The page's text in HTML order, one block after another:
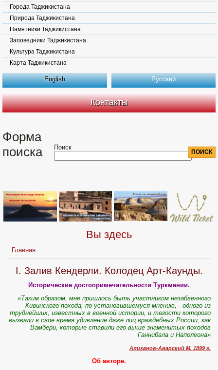
Города Таджикистана
Природа Таджикистана
Памятники Таджикистана
Заповедники Таджикистана
Культура Таджикистана
Карта Таджикистана
English Русский
Контакты
Форма
поиска
Поиск
Вы здесь
Главная
I. Залив Кендерли. Колодец Арт-Каунды.
Исторические достопримечательности Туркмении.
«Таким образом, мне пришлось быть участником незабвенного
Хивинского похода, по установившемуся мнению, - одного из
труднейших, известных в военной истории, и тегости которого
вызвали в свое время удивление даже лиц враждебных России, как
Вамбери, которые ставили его выше знаменитых походов
Ганнибала и Наполеона»
Алиханов-Аварский М. 1899 г.
Об авторе.